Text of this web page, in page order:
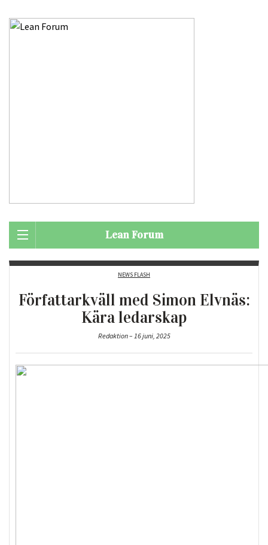
Lean Forum
NEWS FLASH
Författarkväll med Simon Elvnäs:
Kära ledarskap
Redaktion – 16 juni, 2025